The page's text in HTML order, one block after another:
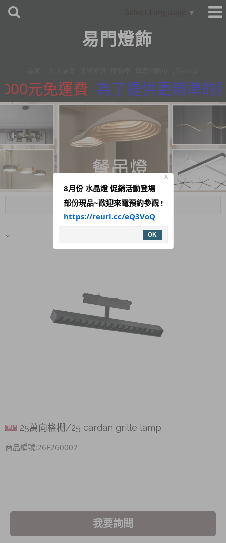
▼
易門燈飾
元免運費 為了提供更精準的
Menu
25萬向格栅/25 cardan grille lamp
商品編號:26F260002
我要詢問
X
8月份 水晶燈 促銷活動登場
部份現品~歡迎來電預約參觀 !
https://reurl.cc/eQ3VoQ
OK